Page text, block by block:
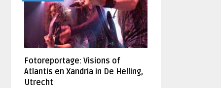
Fotoreportage: Visions of
Atlantis en Xandria in De Helling,
Utrecht